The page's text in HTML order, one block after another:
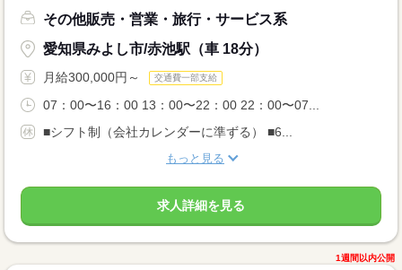
その他販売・営業・旅行・サービス系
愛知県みよし市/赤池駅（車 18分）
月給300,000円～ 交通費一部支給
07：00〜16：00 13：00〜22：00 22：00〜07...
■シフト制（会社カレンダーに準ずる） ■6...
もっと見る
求人詳細を見る
1週間以内公開